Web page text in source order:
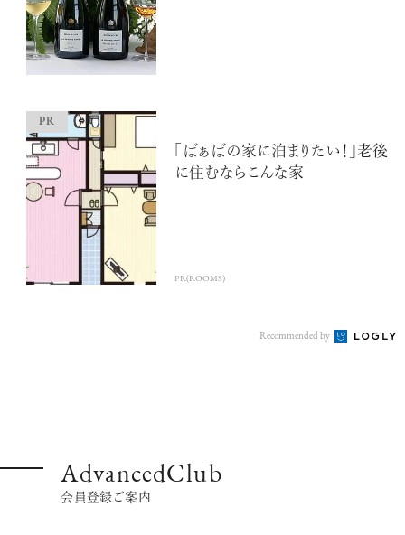
「ばぁばの家に泊まりたい！」老後
に住むならこんな家
PR(ROOMS)
Recommended by
AdvancedClub
会員登録ご案内